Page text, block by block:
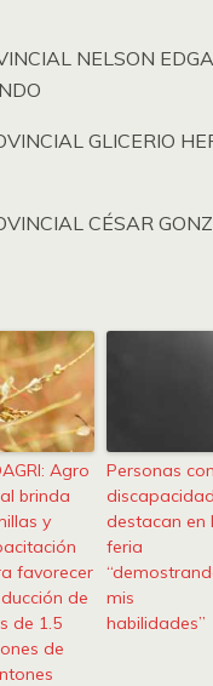
NELSON
GLICERIO
CÉSAR
Agro
brinda
y
favorecer
de
de 1.5
de
Personas con
discapacidad
destacan en
feria
mis
habilidades”